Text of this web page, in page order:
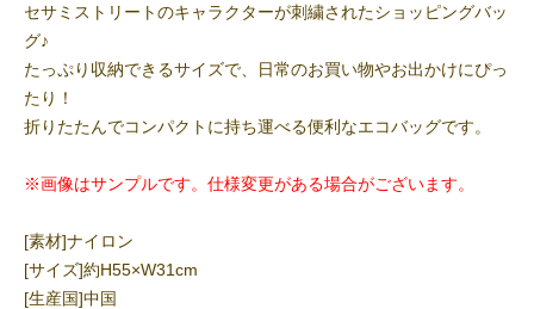
セサミストリートのキャラクターが刺繍されたショッピングバッ
グ♪
たっぷり収納できるサイズで、日常のお買い物やお出かけにぴっ
たり！
折りたたんでコンパクトに持ち運べる便利なエコバッグです。
※画像はサンプルです。仕様変更がある場合がございます。
[素材]ナイロン
[サイズ]約H55×W31cm
[生産国]中国